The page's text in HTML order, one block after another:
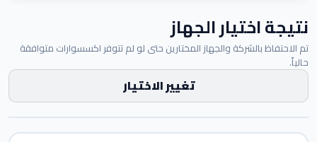
نتيجة اختيار الجهاز
تم الاحتفاظ بالشركة والجهاز المختارين حتى لو لم تتوفر اكسسوارات متوافقة
حالياً.
تغيير الاختيار